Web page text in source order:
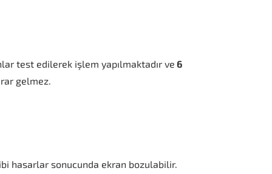
test edilerek işlem yapılmaktadır ve 6
gelmez.
hasarlar sonucunda ekran bozulabilir.